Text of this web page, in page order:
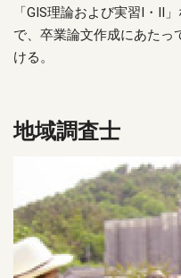
「GIS理論および実習Ⅰ・Ⅱ
で、卒業論文作成にあたっ
ける。
地域調査士